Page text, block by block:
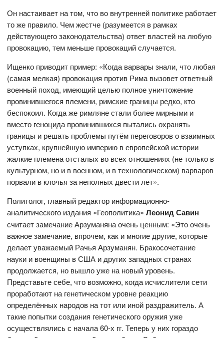
Он настаивает на том, что во внутренней политике работает
то же правило. Чем жестче (разумеется в рамках
действующего законодательства) ответ властей на любую
провокацию, тем меньше провокаций случается.
Ищенко приводит пример: «Когда варвары знали, что любая
(самая мелкая) провокация против Рима вызовет ответный
военный поход, имеющий целью полное уничтожение
провинившегося племени, римские границы редко, кто
беспокоил. Когда же римляне стали более мирными и
вместо геноцида провинившихся пытались охранять
границы и решать проблемы путём переговоров о взаимных
уступках, крупнейшую империю в европейской истории
жалкие племена отсталых во всех отношениях (не только в
культурном, но и в военном, и в технологическом) варваров
порвали в клочья за неполных двести лет».
Политолог, главный редактор информационно-
аналитического издания «Геополитика»Леонид Савин
считает замечание Арзуманяна очень ценным: «Это очень
важное замечание, впрочем, как и многие другие, которые
делает уважаемый Рачья Арзуманян. Бракосочетание
науки и военщины в США и других западных странах
продолжается, но вышло уже на новый уровень.
Представьте себе, что возможно, когда исчислители сети
проработают на генетическом уровне реакцию
определённых народов на тот или иной раздражитель. А
такие попытки создания генетического оружия уже
осуществлялись с начала 60-х гг. Теперь у них гораздо